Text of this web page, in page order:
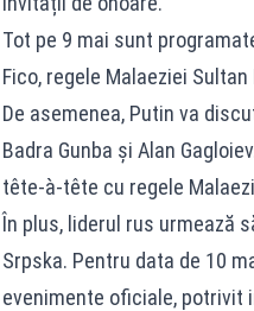
Tot pe 9 mai sunt
Fico, regele Malaeziei
De asemenea, Putin va
Badra Gunba și Alan
tête-à-tête cu regele
În plus, liderul rus urmează
Srpska. Pentru data de 10
evenimente oficiale, potrivit